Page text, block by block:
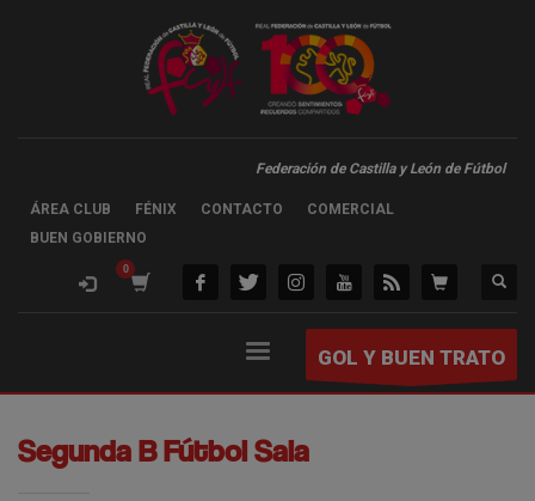
Federación de Castilla y León de Fútbol
ÁREA CLUB FÉNIX CONTACTO
COMERCIAL
BUEN GOBIERNO
GOL Y BUEN TRATO
Segunda B Fútbol Sala